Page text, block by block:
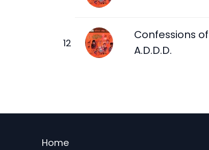
Confessions of
A.D.D.D.
Menu
Home